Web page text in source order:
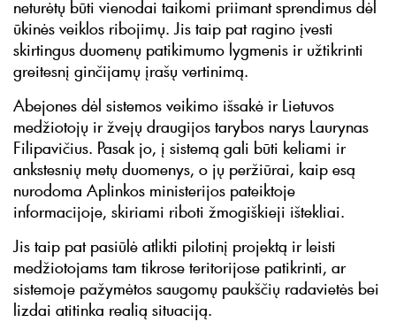
neturėtų būti vienodai taikomi priimant sprendimus dėl
ūkinės veiklos ribojimų. Jis taip pat ragino įvesti
skirtingus duomenų patikimumo lygmenis ir užtikrinti
greitesnį ginčijamų įrašų vertinimą.
Abejones dėl sistemos veikimo išsakė ir Lietuvos
medžiotojų ir žvejų draugijos tarybos narys Laurynas
Filipavičius. Pasak jo, į sistemą gali būti keliami ir
ankstesnių metų duomenys, o jų peržiūrai, kaip esą
nurodoma Aplinkos ministerijos pateiktoje
informacijoje, skiriami riboti žmogiškieji ištekliai.
Jis taip pat pasiūlė atlikti pilotinį projektą ir leisti
medžiotojams tam tikrose teritorijose patikrinti, ar
sistemoje pažymėtos saugomų paukščių radavietės bei
lizdai atitinka realią situaciją.